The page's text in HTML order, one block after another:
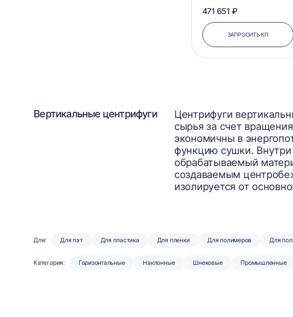
471 651 ₽
ЗАПРОСИТЬ КП
Вертикальные центрифуги
Центрифуги
сырья за счет
экономичны в
функцию сушки.
обрабатываемый
создаваемым
изолируется от
Для: Для пэт Для пластика Для пленки Для полимеров Для
Категория: Горизонтальные Наклонные Шнековые Промышленные